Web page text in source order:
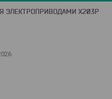
ЭЛЕКТРОПРИВОДАМИ X203P